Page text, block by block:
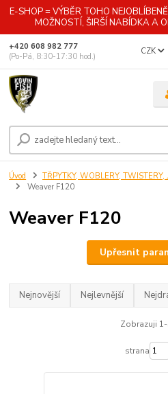
E-SHOP = VÝBĚR TOHO
MOŽNOSTÍ, ŠIRŠÍ NABÍDKA A
CZK
+420 608 982 777
(Po-Pá, 8:30-17:30 hod.)
Úvod TŘPYTKY, WOBLERY, TWISTERY,
Weaver F120
Weaver F120
Upřesnit
Nejnovější Nejlevnější
Zobrazuji
strana